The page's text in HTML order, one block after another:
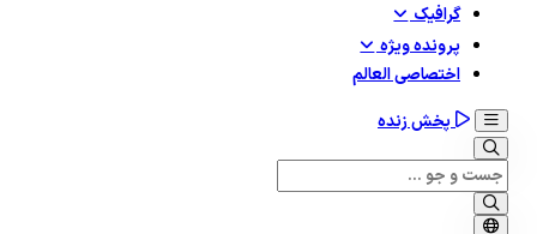
گرافيک
پرونده ویژه
اختصاصی العالم
پخش زنده